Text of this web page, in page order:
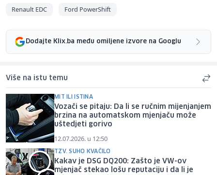
Renault EDC
Ford PowerShift
Dodajte Klix.ba među omiljene izvore na Googlu
Više na istu temu
MIT ILI ISTINA
Vozači se pitaju: Da li se ručnim mijenjanjem
brzina na automatskom mjenjaču može
uštedjeti gorivo
12.07.2026. u 12:50
TZV. SUHO KVAČILO
Kakav je DSG DQ200: Zašto je VW-ov
mjenjač stekao lošu reputaciju i da li je